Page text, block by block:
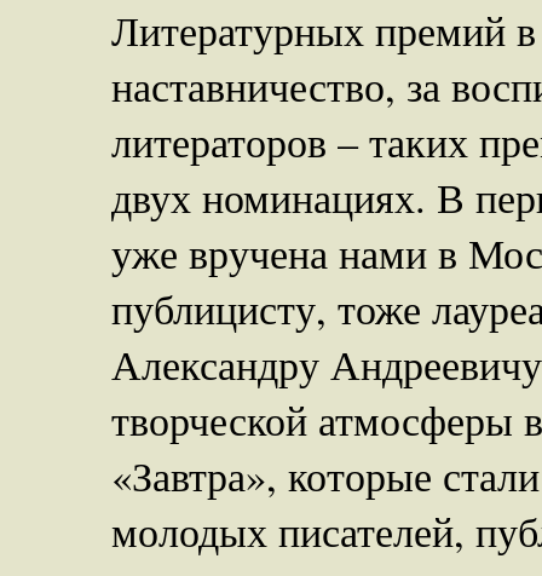
Литературных премий
наставничество, за
литераторов – таких
двух номинациях. В
уже вручена нами в
публицисту, тоже
Александру
творческой атмосферы
«Завтра», которые
молодых писателей,